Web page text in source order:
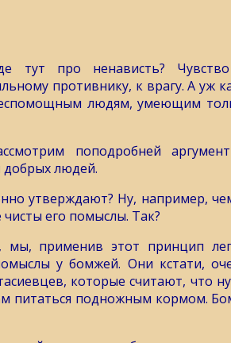
тут про ненависть?
противнику, к врагу. А уж
людям, умеющим
поподробней
добрых людей.
утверждают? Ну, например,
чисты его помыслы. Так?
мы, применив этот принцип
у бомжей. Они кстати,
которые считают, что
питаться подножным кормом.